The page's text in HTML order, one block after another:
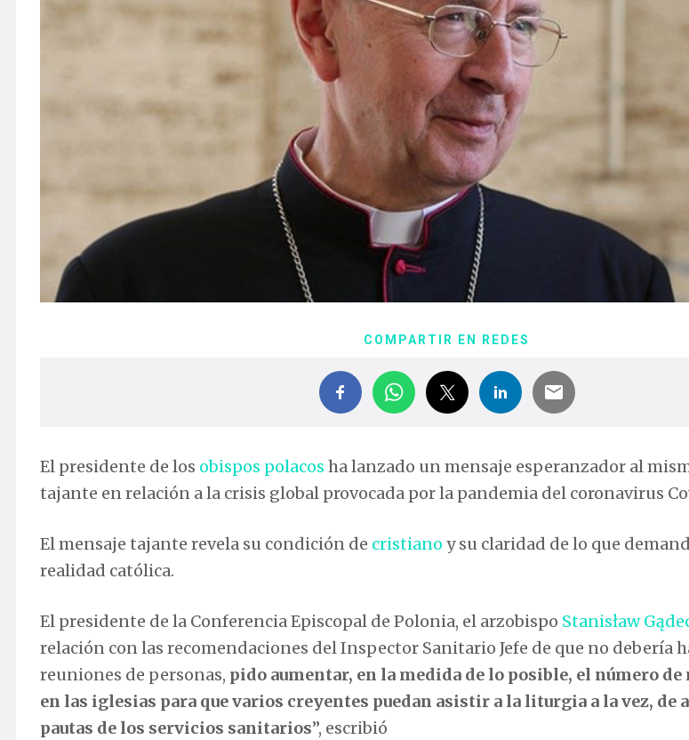
COMPARTIR EN REDES
El presidente de los obispos polacos ha lanzado un mensaje esperanzador al
tajante en relación a la crisis global provocada por la pandemia del coronavirus
El mensaje tajante revela su condición de cristiano y su claridad de lo que
realidad católica.
El presidente de la Conferencia Episcopal de Polonia, el arzobispo Stanisław
relación con las recomendaciones del Inspector Sanitario Jefe de que no debería
reuniones de personas, pido aumentar, en la medida de lo posible, el número
en las iglesias para que varios creyentes puedan asistir a la liturgia a la vez, de
pautas de los servicios sanitarios”, escribió